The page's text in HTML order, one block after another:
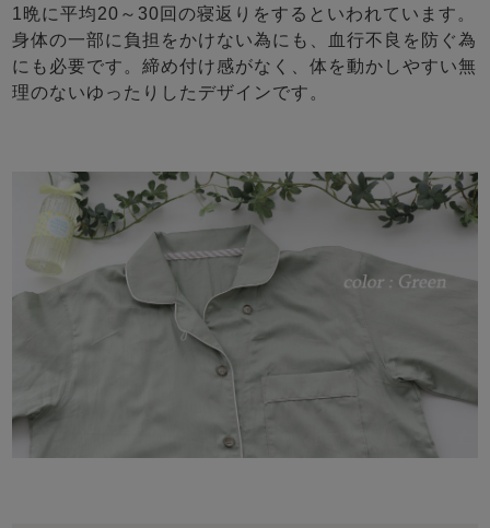
1晩に平均20～30回の寝返りをするといわれています。
身体の一部に負担をかけない為にも、血行不良を防ぐ為
にも必要です。締め付け感がなく、体を動かしやすい無
理のないゆったりしたデザインです。